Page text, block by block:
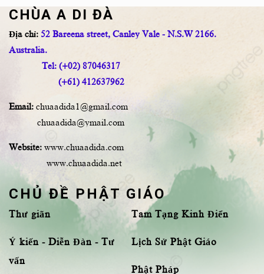
CHÙA A DI ĐÀ
Địa chỉ: 52 Bareena street, Canley Vale - N.S.W 2166.
Australia.
Tel: (+02) 87046317
(+61) 412637962
Email: chuaadida1@gmail.com
chuaadida@ymail.com
Website: www.chuaadida.com
www.chuaadida.net
CHỦ ĐỀ PHẬT GIÁO
Thư giãn
Ý kiến - Diễn Đàn - Tư
vấn
Tam Tạng Kinh Điển
Lịch Sử Phật Giáo
Phật Pháp